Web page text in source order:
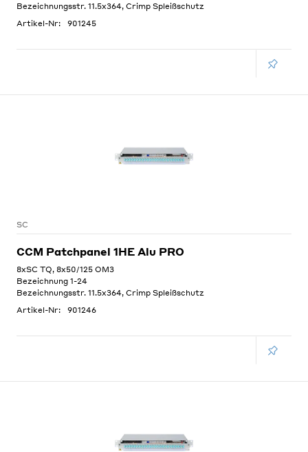
Bezeichnungsstr. 11.5x364, Crimp Spleißschutz
Artikel-Nr:
901245
SC
CCM Patchpanel 1HE Alu PRO
8xSC TQ, 8x50/125 OM3
Bezeichnung 1-24
Bezeichnungsstr. 11.5x364, Crimp Spleißschutz
Artikel-Nr:
901246